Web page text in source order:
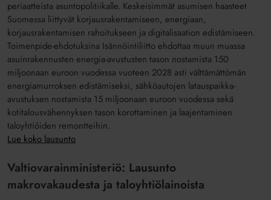
periaatteista asuntopolitiikalle. Keskeisimmät asumisen haasteet
Suomessa liittyvät korjausrakentamiseen, energiaan,
korjausrakentamisen rahoitukseen ja digitalisaation edistämiseen.
Toimenpide-ehdotuksina Isännöintiliitto ehdottaa muun muassa
asuinrakennusten energia-avustusten tason nostamista 150
miljoonaan euroon vuodessa vuoteen 2028 asti välttämättömän
energiamurroksen edistämiseksi, sähköautojen latauspaikka-
avustuksen nostamista 15 miljoonaan euroon vuodessa sekä
kotitalousvähennyksen tason korottaminen ja laajentaminen
taloyhtiöiden remontteihin.
Lue koko lausunto
Valtiovarainministeriö: Lausunto
makrovakaudesta ja taloyhtiölainoista